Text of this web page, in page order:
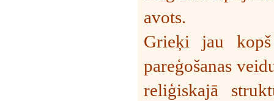
avots.
Grieķi jau
pareģošanas
reliģiskajā